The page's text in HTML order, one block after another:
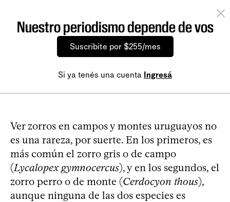
Nuestro periodismo depende de vos
Suscribite por $255/mes
Si ya tenés una cuenta Ingresá
Ver zorros en campos y montes uruguayos no
es una rareza, por suerte. En los primeros, es
más común el zorro gris o de campo
(Lycalopex gymnocercus), y en los segundos, el
zorro perro o de monte (Cerdocyon thous),
aunque ninguna de las dos especies es